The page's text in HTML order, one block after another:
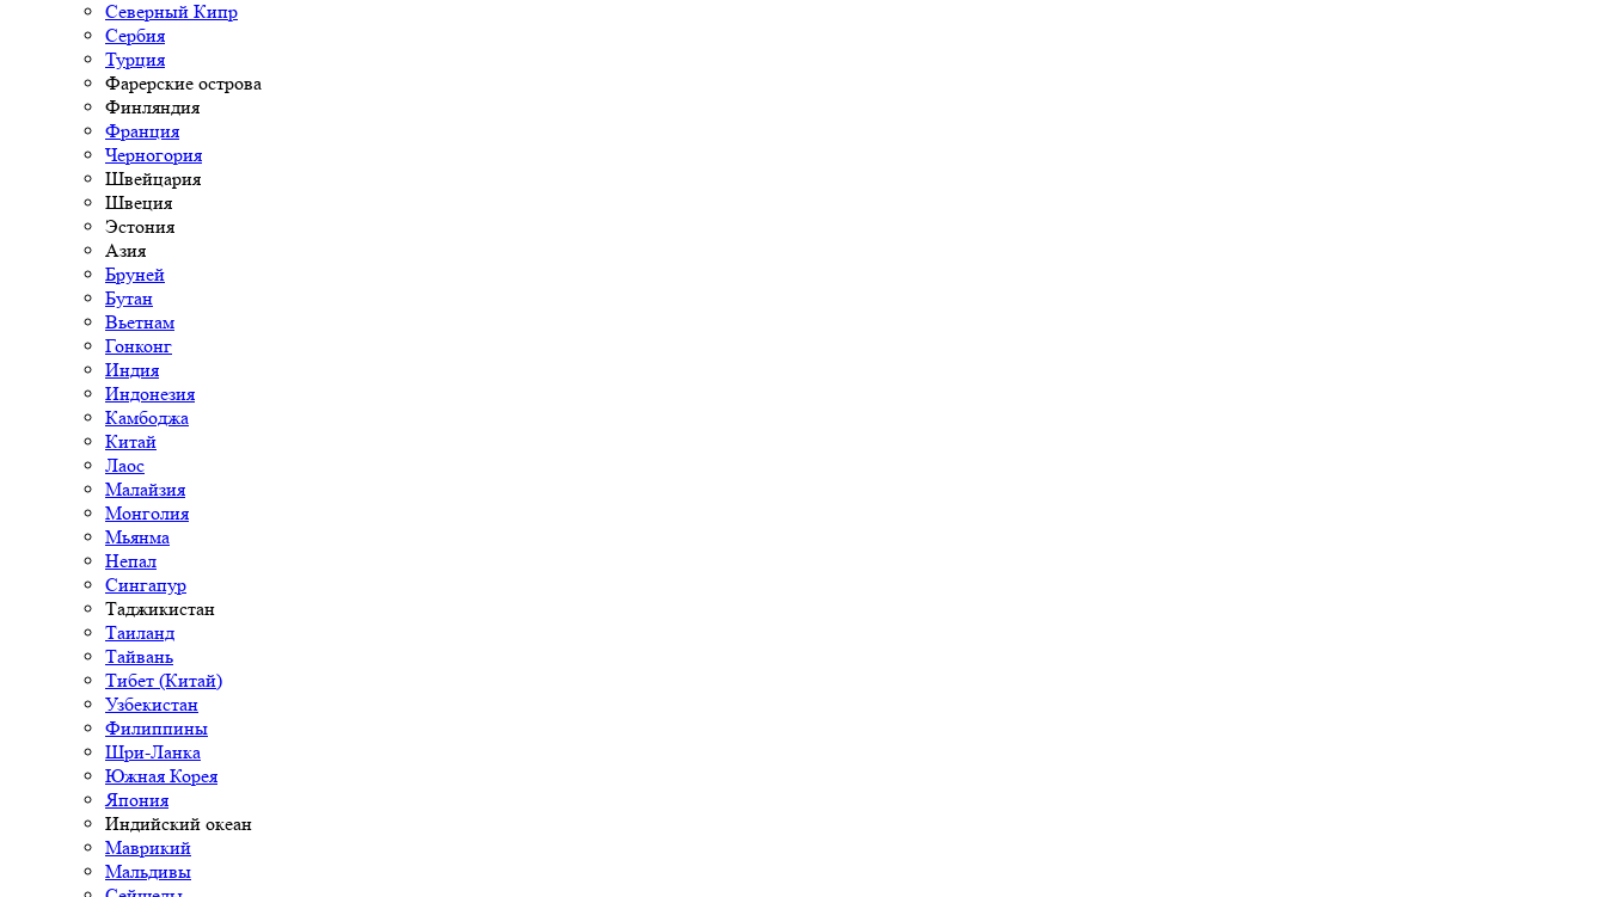
Северный Кипр
Сербия
Турция
Фарерские острова
Финляндия
Франция
Черногория
Швейцария
Швеция
Эстония
Азия
Бруней
Бутан
Вьетнам
Гонконг
Индия
Индонезия
Камбоджа
Китай
Лаос
Малайзия
Монголия
Мьянма
Непал
Сингапур
Таджикистан
Таиланд
Тайвань
Тибет (Китай)
Узбекистан
Филиппины
Шри-Ланка
Южная Корея
Япония
Индийский океан
Маврикий
Мальдивы